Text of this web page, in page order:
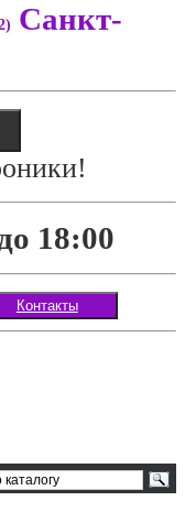
Санкт-
18:00
Контакты